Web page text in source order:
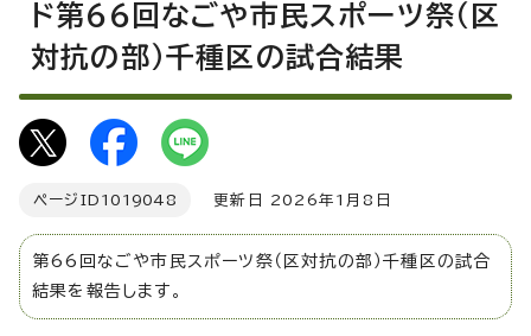
ド第66回なごや市民スポーツ祭（区
対抗の部）千種区の試合結果
ページID 1019048 更新日 2026年1月8日
第66回なごや市民スポーツ祭（区対抗の部）千種区の試合
結果を報告します。